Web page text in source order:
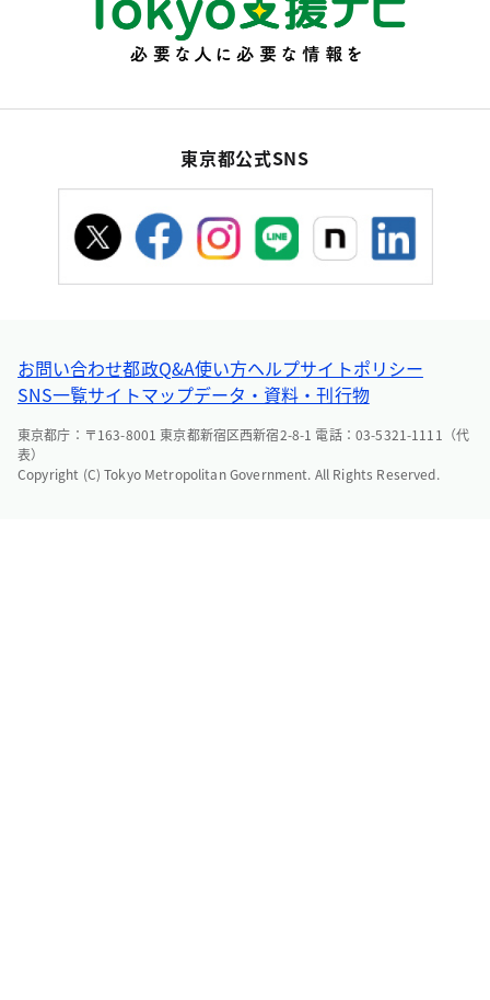
東京都公式SNS
お問い合わせ都政Q&A使い方ヘルプサイトポリシー
SNS一覧サイトマップデータ・資料・刊行物
東京都庁：〒163-8001 東京都新宿区西新宿2-8-1 電話：03-5321-1111（代
表）
Copyright (C) Tokyo Metropolitan Government. All Rights Reserved.